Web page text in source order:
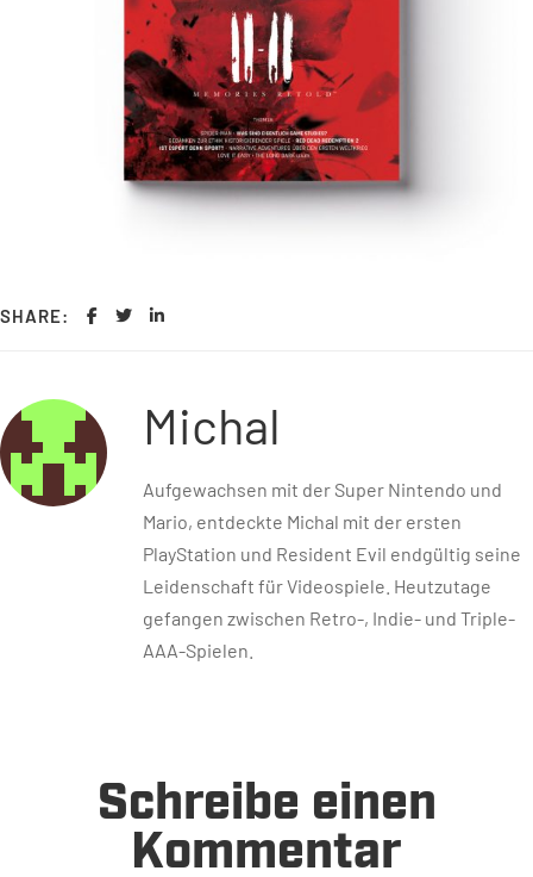
SHARE:
Michal
Aufgewachsen mit der Super Nintendo und
Mario, entdeckte Michal mit der ersten
PlayStation und Resident Evil endgültig seine
Leidenschaft für Videospiele. Heutzutage
gefangen zwischen Retro-, Indie- und Triple-
AAA-Spielen.
Schreibe einen
Kommentar